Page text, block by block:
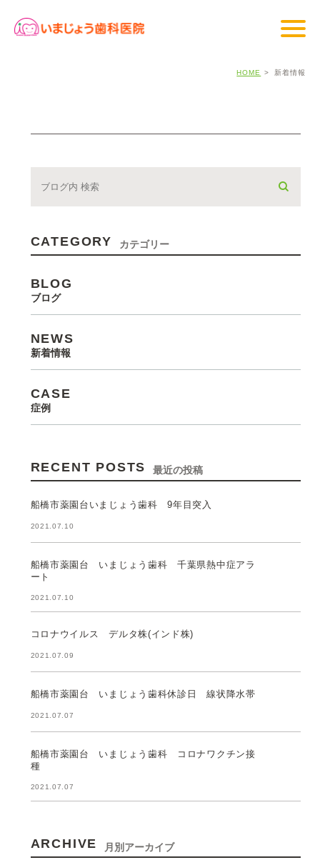
HOME 新着情報
CATEGORY カテゴリー
BLOG
ブログ
NEWS
新着情報
CASE
症例
RECENT POSTS 最近の投稿
船橋市薬園台いまじょう歯科 9年目突入
2021.07.10
船橋市薬園台 いまじょう歯科 千葉県熱中症アラ
ート
2021.07.10
コロナウイルス デルタ株(インド株)
2021.07.09
船橋市薬園台 いまじょう歯科休診日 線状降水帯
2021.07.07
船橋市薬園台 いまじょう歯科 コロナワクチン接
種
2021.07.07
ARCHIVE 月別アーカイブ